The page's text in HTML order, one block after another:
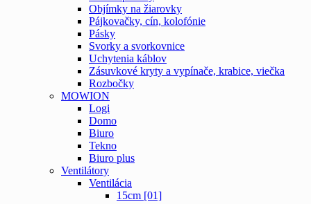
Objímky na žiarovky
Pájkovačky, cín, kolofónie
Pásky
Svorky a svorkovnice
Uchytenia káblov
Zásuvkové kryty a vypínače, krabice, viečka
Rozbočky
MOWION
Logi
Domo
Biuro
Tekno
Biuro plus
Ventilátory
Ventilácia
15cm [01]